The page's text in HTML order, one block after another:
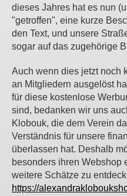
dieses Jahres hat es nun
"getroffen", eine kurze
den Text, und unsere
sogar auf das zugehörige
Auch wenn dies jetzt noch
an Mitgliedern ausgelöst
für diese kostenlose
sind, bedanken wir uns
Klobouk, die dem Verein
Verständnis für unsere
überlassen hat. Deshalb
besonders ihren Webshop
weitere Schätze zu
https://